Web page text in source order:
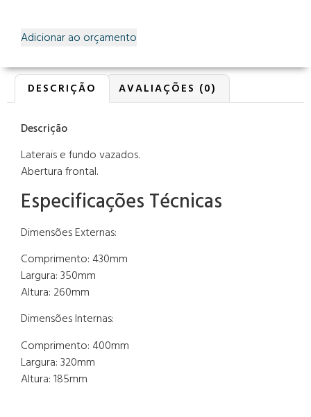
Adicionar ao orçamento
DESCRIÇÃO AVALIAÇÕES (0)
Descrição
Laterais e fundo vazados.
Abertura frontal.
Especificações Técnicas
Dimensões Externas:
Comprimento: 430mm
Largura: 350mm
Altura: 260mm
Dimensões Internas:
Comprimento: 400mm
Largura: 320mm
Altura: 185mm